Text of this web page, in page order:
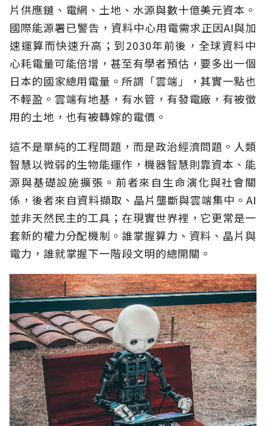
片供應鏈、電網、土地、水源與數十億美元資本。
國際能源署已警告，資料中心用電需求正因AI與加
速運算而快速升高；到2030年前後，全球資料中
心耗電量可能倍增，甚至有學者預估，要多出一個
日本的國家總用電量。所謂「雲端」，其實一點也
不輕盈。雲端有地基，有水管，有發電廠，有被徵
用的土地，也有被轉嫁的電價。
這不是單純的工程問題，而是政治經濟問題。人類
智慧以微弱的生物能運作，機器智慧則靠資本、能
源與基礎設施擴張。前者來自生命演化與社會關
係，後者來自資料擷取、晶片壟斷與雲端集中。AI
並非天然民主的工具；在現實世界裡，它更常是一
套新的權力分配機制。誰掌握算力、資料、晶片與
電力，誰就掌握下一階段文明的總開關。